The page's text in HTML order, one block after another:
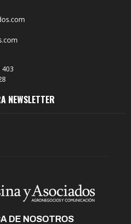
NEWSLETTER
DE NOSOTROS